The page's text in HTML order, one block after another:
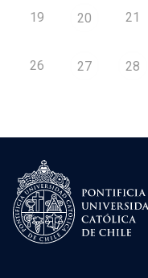
19 20 21
26 27 28